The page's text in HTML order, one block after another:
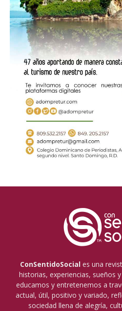
ConSentidoSocial es una
historias, experiencias, sueños
educamos y entretenemos a
actual, útil, positivo y variado,
sociedad llena de alegría,